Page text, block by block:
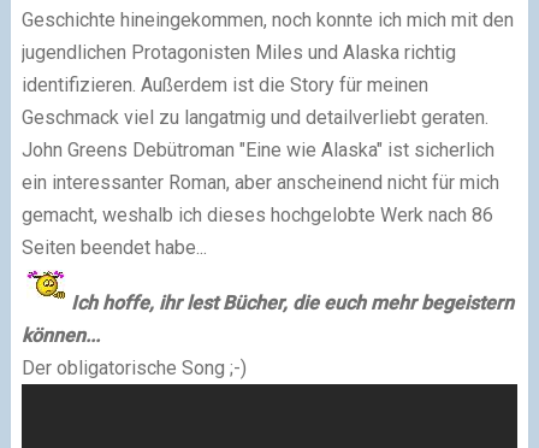
Geschichte hineingekommen, noch konnte ich mich mit den
jugendlichen Protagonisten Miles und Alaska richtig
identifizieren. Außerdem ist die Story für meinen
Geschmack viel zu langatmig und detailverliebt geraten.
John Greens Debütroman "Eine wie Alaska" ist sicherlich
ein interessanter Roman, aber anscheinend nicht für mich
gemacht, weshalb ich dieses hochgelobte Werk nach 86
Seiten beendet habe...
Ich hoffe, ihr lest Bücher, die euch mehr begeistern
können...
Der obligatorische Song ;-)